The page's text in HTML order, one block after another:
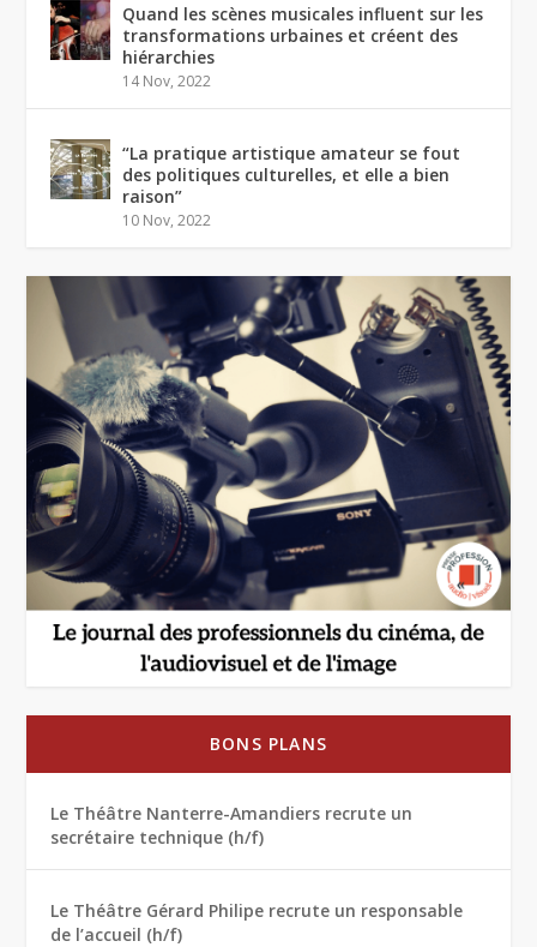
Quand les scènes musicales influent sur les
transformations urbaines et créent des
hiérarchies
14 Nov, 2022
“La pratique artistique amateur se fout
des politiques culturelles, et elle a bien
raison”
10 Nov, 2022
BONS PLANS
Le Théâtre Nanterre-Amandiers recrute un
secrétaire technique (h/f)
Le Théâtre Gérard Philipe recrute un responsable
de l’accueil (h/f)